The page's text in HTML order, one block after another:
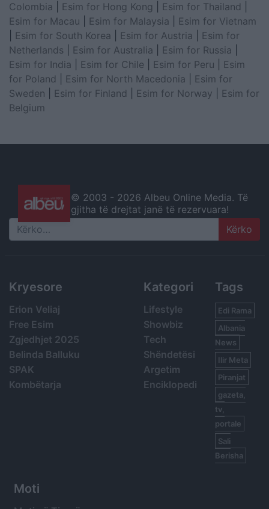
Colombia
Esim for Hong Kong Esim for Thailand
Esim for Macau
Esim for Malaysia
Esim for Vietnam
Esim for South Korea Esim for Austria
Esim for
Netherlands
Esim for Australia Esim for Russia
Esim for India
Esim for Chile Esim for Peru
Esim
for Poland
Esim for North Macedonia
Esim for
Sweden
Esim for Finland Esim for Norway
Esim for
Belgium
© 2003 - 2026 Albeu Online Media. Të
gjitha të drejtat janë të rezervuara!
Search
Kryesore
Erion Veliaj
Free Esim
Zgjedhjet 2025
Belinda Balluku
SPAK
Kombëtarja
Kategori
Lifestyle
Showbiz
Tech
Shëndetësi
Argetim
Enciklopedi
Tags
Edi Rama
Albania
News
Ilir Meta
Piranjat
gazeta,
tv,
portale
Sali
Berisha
Moti